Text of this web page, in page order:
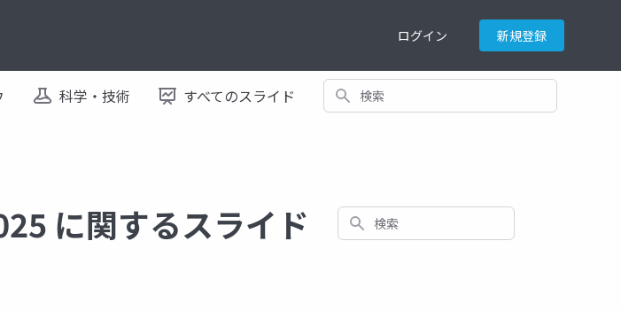
ログイン 新規登録
科学・技術 すべてのスライド 検索
に関するスライド 検索